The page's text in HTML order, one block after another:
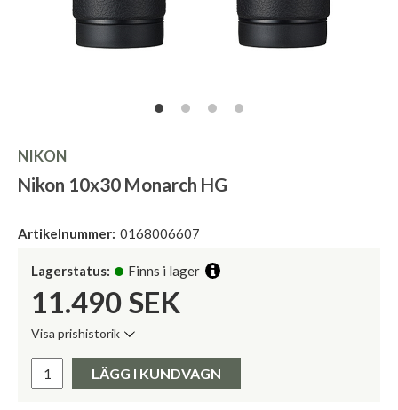
NIKON
Nikon 10x30 Monarch HG
Artikelnummer: 0168006607
Lagerstatus: Finns i lager
11.490 SEK
Visa prishistorik
Pris:
LÄGG I KUNDVAGN